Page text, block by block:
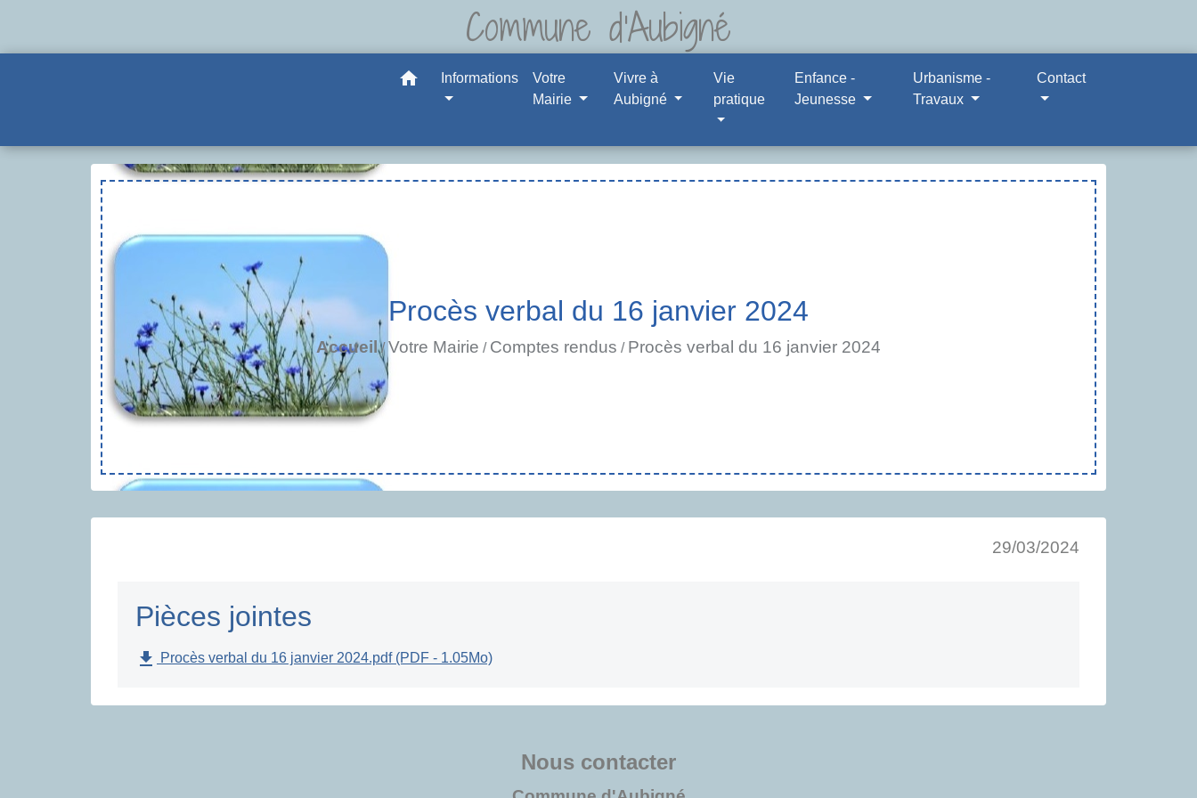
Commune d'Aubigné
home Informations
Votre
Mairie
Vivre à
Aubigné
Vie
pratique
Enfance -
Jeunesse
Urbanisme -
Travaux
Contact
Procès verbal du 16 janvier 2024
Accueil /Votre Mairie / Comptes rendus / Procès verbal du 16 janvier 2024
29/03/2024
Pièces jointes
file_download Procès verbal du 16 janvier 2024.pdf (PDF - 1.05Mo)
Nous contacter